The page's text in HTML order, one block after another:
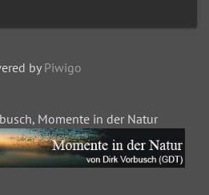
byPiwigo
Momente in der Natur